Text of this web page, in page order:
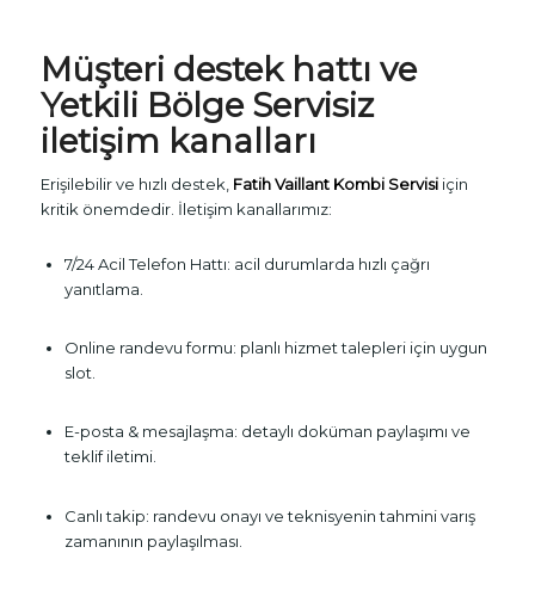
Müşteri destek hattı ve
Yetkili Bölge Servisiz
iletişim kanalları
Erişilebilir ve hızlı destek, Fatih Vaillant Kombi Servisiiçin
kritik önemdedir. İletişim kanallarımız:
7/24 Acil Telefon Hattı: acil durumlarda hızlı çağrı
yanıtlama.
Online randevu formu: planlı hizmet talepleri için uygun
slot.
E-posta & mesajlaşma: detaylı doküman paylaşımı ve
teklif iletimi.
Canlı takip: randevu onayı ve teknisyenin tahmini varış
zamanının paylaşılması.